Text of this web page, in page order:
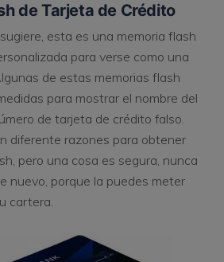
de Tarjeta de Crédito
esta es una memoria flash
para verse como una
de estas memorias flash
para mostrar el nombre del
de tarjeta de crédito falso.
diferente razones para obtener
pero una cosa es segura, nunca
nuevo, porque la puedes meter
cartera.